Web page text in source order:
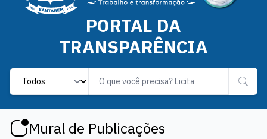
PORTAL DA
TRANSPARÊNCIA
Label
Mural de Publicações